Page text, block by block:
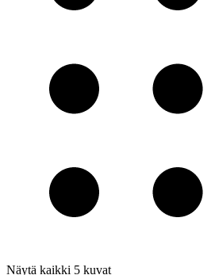
Näytä kaikki 5 kuvat